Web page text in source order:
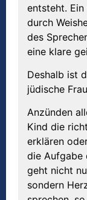
entsteht. Ein
durch
des
eine klare
Deshalb ist
jüdische
Anzünden
Kind die
erklären
die Aufgabe
geht nicht
sondern